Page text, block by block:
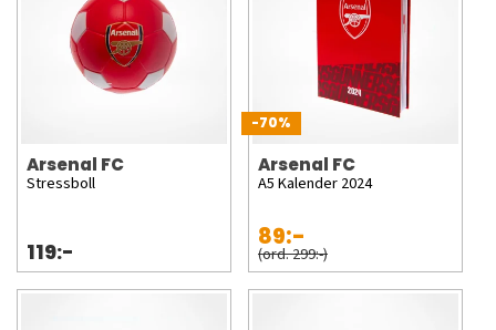
Arsenal FC
Stressboll
119:-
-70%
Arsenal FC
A5 Kalender 2024
89:-
(ord. 299:-)